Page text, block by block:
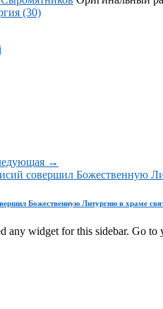
→
совершил Божественную
Божественную Литургию в храме
any widget for this sidebar. Go